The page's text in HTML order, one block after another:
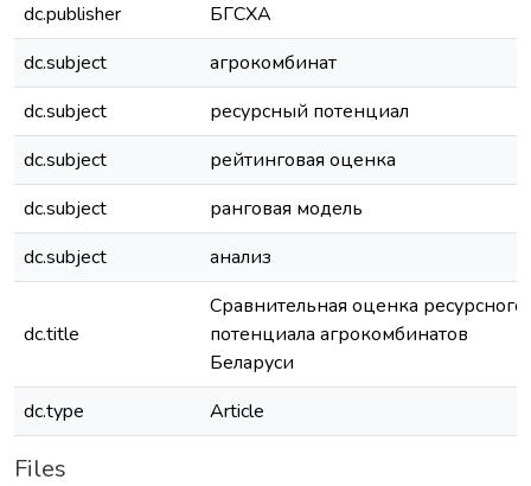
dc.publisher
БГСХА
dc.subject
агрокомбинат
dc.subject
ресурсный потенциал
dc.subject
рейтинговая оценка
dc.subject
ранговая модель
dc.subject
анализ
dc.title
Сравнительная оценка ресурсного
потенциала агрокомбинатов
Беларуси
dc.type
Article
Files